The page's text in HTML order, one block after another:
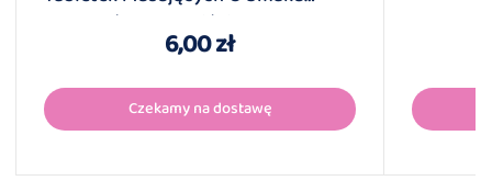
Pomarańczowo-Wiśniowym
6,00 zł
Czekamy na dostawę